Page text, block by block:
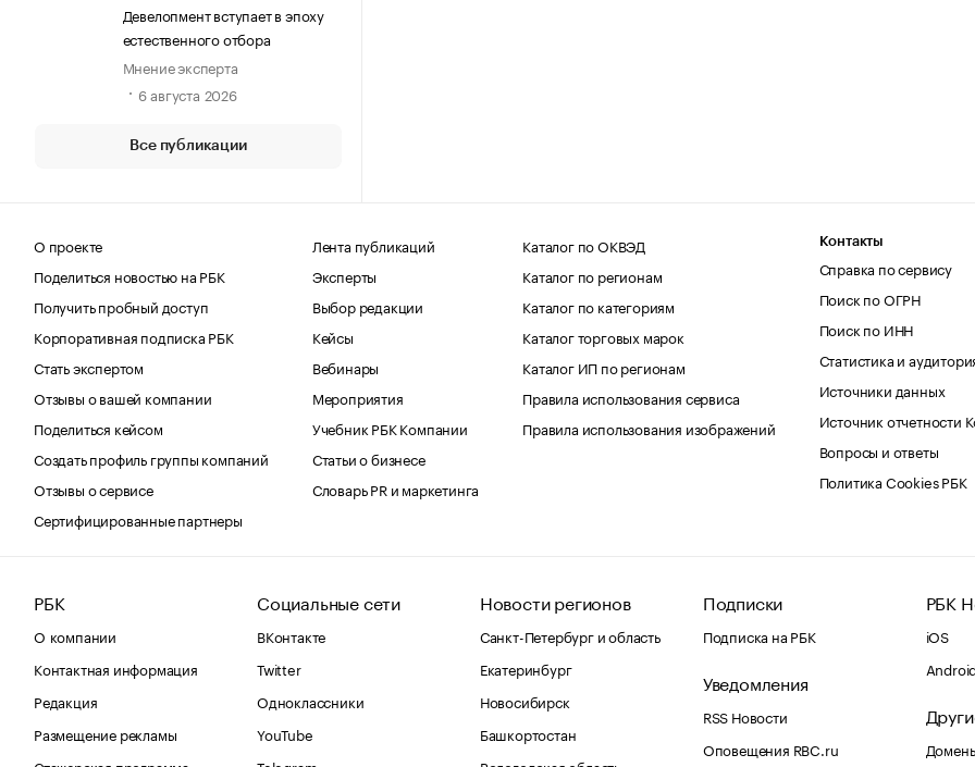
Девелопмент вступает в эпоху
естественного отбора
Мнение эксперта
6 августа 2026
Все публикации
О проекте
Поделиться новостью на РБК
Получить пробный доступ
Корпоративная подписка РБК
Стать экспертом
Отзывы о вашей компании
Поделиться кейсом
Создать профиль группы компаний
Отзывы о сервисе
Сертифицированные партнеры
Лента публикаций
Эксперты
Выбор редакции
Кейсы
Вебинары
Мероприятия
Учебник РБК Компании
Статьи о бизнесе
Словарь PR и маркетинга
Каталог по ОКВЭД
Каталог по регионам
Каталог по категориям
Каталог торговых марок
Каталог ИП по регионам
Правила использования сервиса
Правила использования изображений
Контакты
Справка по сервису
Поиск по ОГРН
Поиск по ИНН
Статистика и
Источники данных
Источник отчетности
Вопросы и ответы
Политика Cookies РБК
РБК
О компании
Контактная информация
Редакция
Размещение рекламы
Социальные сети
ВКонтакте
Twitter
Одноклассники
YouTube
Новости регионов
Санкт-Петербург и область
Екатеринбург
Новосибирск
Башкортостан
Подписки
Подписка на РБК
Уведомления
RSS Новости
Оповещения RBC.ru
РБК
iOS